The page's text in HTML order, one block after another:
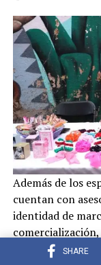
SHARE
Además de los
cuentan con
identidad de
herramientas